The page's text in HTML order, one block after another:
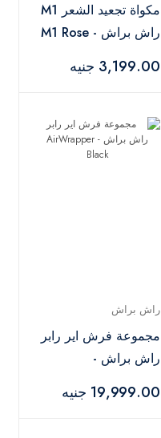
مكواة تجعيد الشعر M1
راش براش - M1 Rose
3,199.00 جنيه
راش براش
مجموعة فرش اير رابر
راش براش -
19,999.00 جنيه